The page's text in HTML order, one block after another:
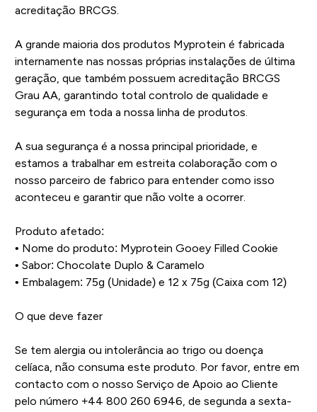
acreditação BRCGS.
A grande maioria dos produtos Myprotein é fabricada
internamente nas nossas próprias instalações de última
geração, que também possuem acreditação BRCGS
Grau AA, garantindo total controlo de qualidade e
segurança em toda a nossa linha de produtos.
A sua segurança é a nossa principal prioridade, e
estamos a trabalhar em estreita colaboração com o
nosso parceiro de fabrico para entender como isso
aconteceu e garantir que não volte a ocorrer.
Produto afetado:
• Nome do produto: Myprotein Gooey Filled Cookie
• Sabor: Chocolate Duplo & Caramelo
• Embalagem: 75g (Unidade) e 12 x 75g (Caixa com 12)
O que deve fazer
Se tem alergia ou intolerância ao trigo ou doença
celíaca, não consuma este produto. Por favor, entre em
contacto com o nosso Serviço de Apoio ao Cliente
pelo número +44 800 260 6946, de segunda a sexta-